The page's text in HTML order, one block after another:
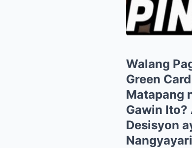
Walang
Green
Matapang
Gawin Ito?
Desisyon